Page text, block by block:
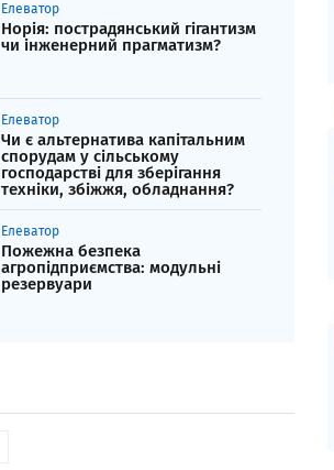
Елеватор
Норія: пострадянський гігантизм
чи інженерний прагматизм?
Елеватор
Чи є альтернатива капітальним
спорудам у сільському
господарстві для зберігання
техніки, збіжжя, обладнання?
Елеватор
Пожежна безпека
агропідприємства: модульні
резервуари